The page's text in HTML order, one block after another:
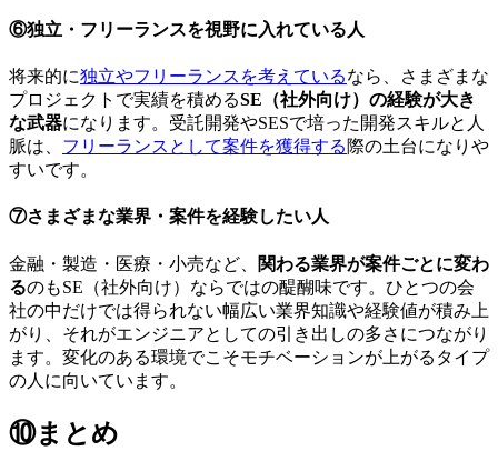
⑥独立・フリーランスを視野に入れている人
将来的に独立やフリーランスを考えているなら、さまざまな
プロジェクトで実績を積めるSE（社外向け）の経験が大き
な武器になります。受託開発やSESで培った開発スキルと人
脈は、 フリーランスとして案件を獲得する際の土台になりや
すいです。
⑦さまざまな業界・案件を経験したい人
金融・製造・医療・小売など、
関わる業界が案件ごとに変わ
るのもSE（社外向け）ならではの醍醐味です。ひとつの会
社の中だけでは得られない幅広い業界知識や経験値が積み上
がり、それがエンジニアとしての引き出しの多さにつながり
ます。変化のある環境でこそモチベーションが上がるタイプ
の人に向いています。
⑩まとめ